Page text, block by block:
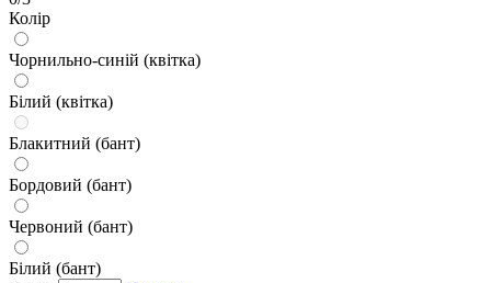
Колір
Чорнильно-синій (квітка)
Білий (квітка)
Блакитний (бант)
Бордовий (бант)
Червоний (бант)
Білий (бант)